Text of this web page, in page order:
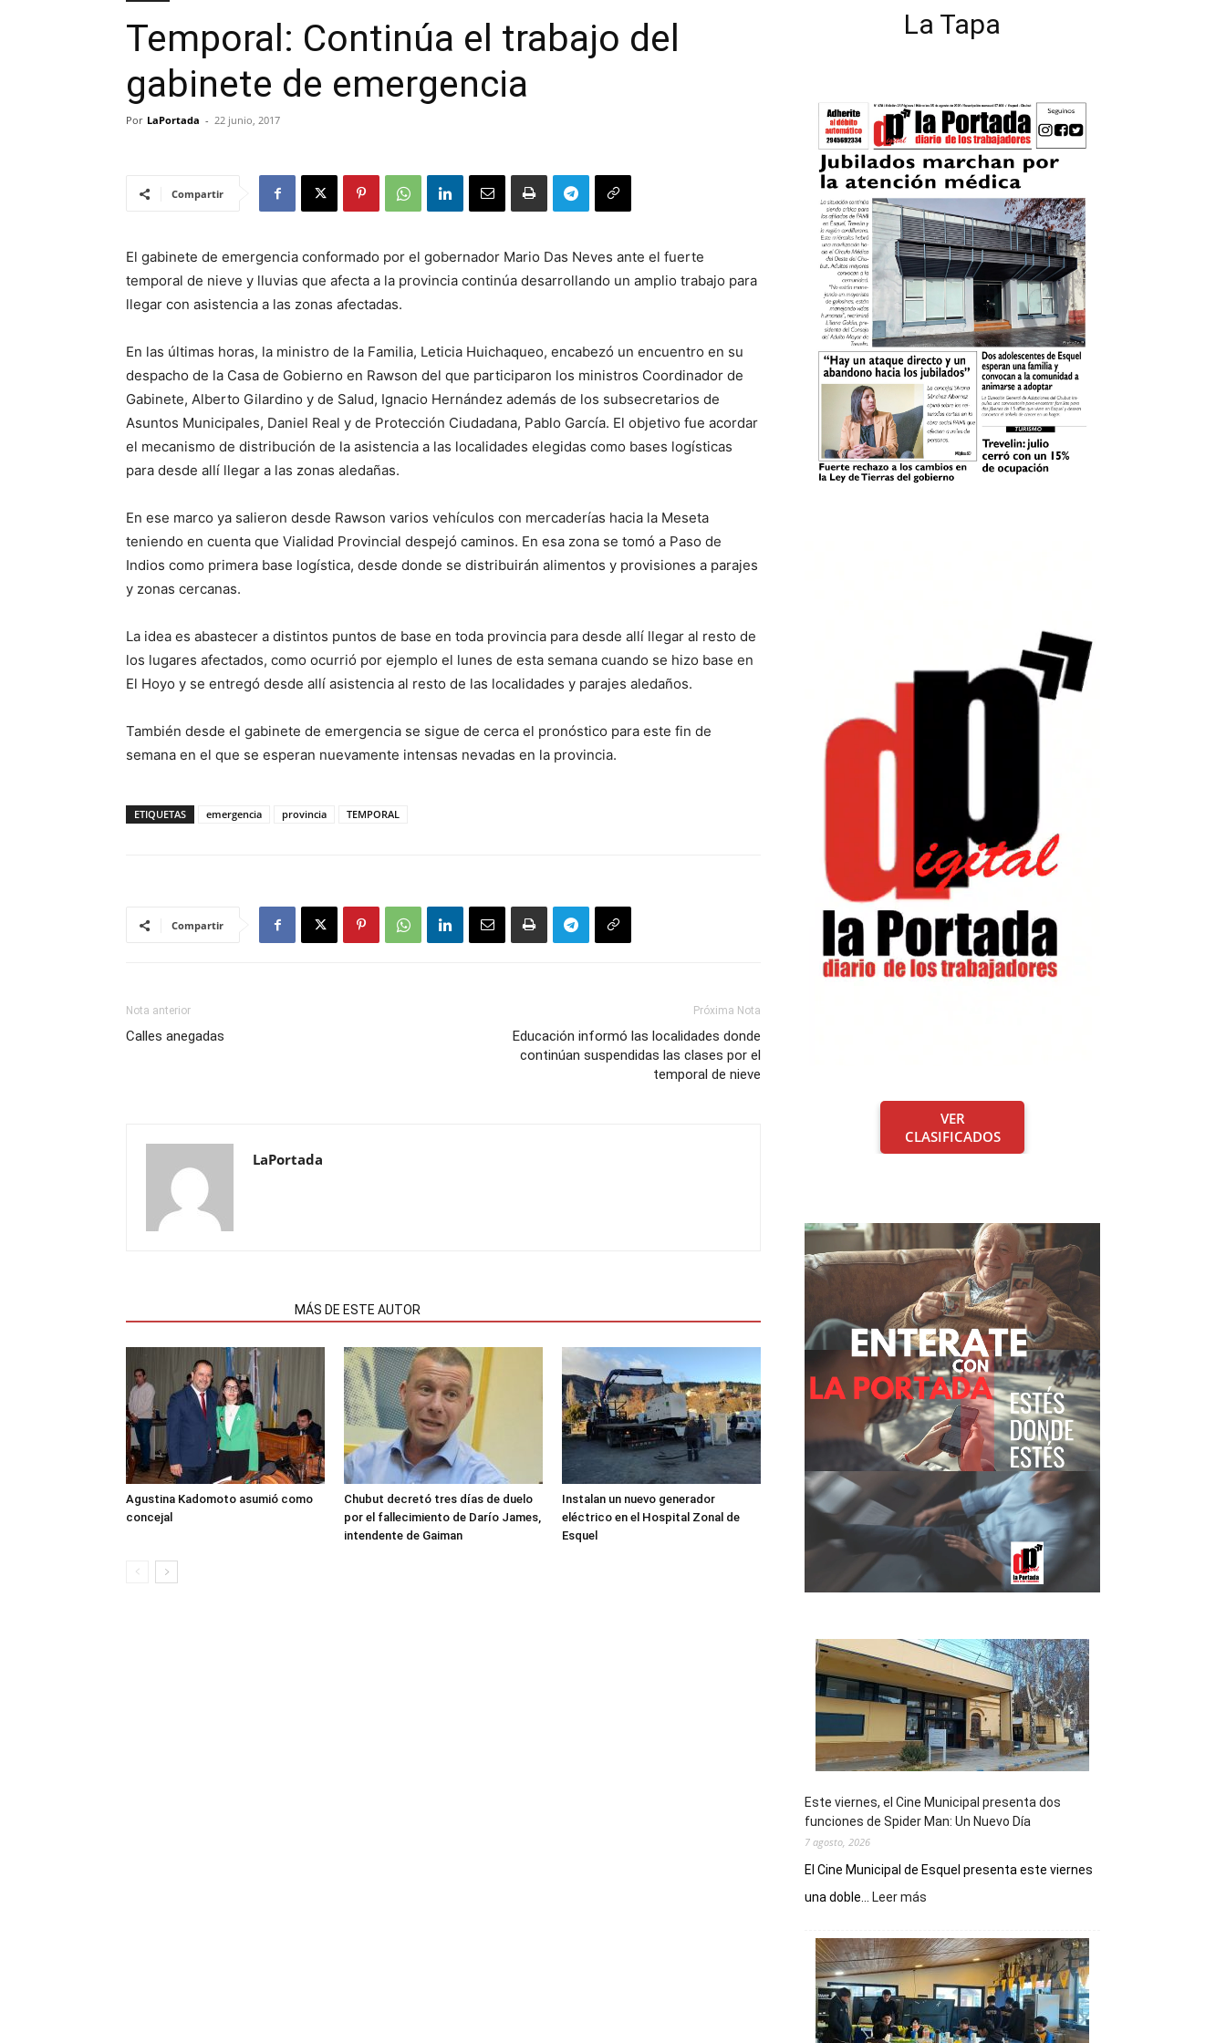
Temporal: Continúa el trabajo del
gabinete de emergencia
Por LaPortada - 22 junio, 2017
Compartir
El gabinete de emergencia conformado por el gobernador Mario Das Neves ante el fuerte
temporal de nieve y lluvias que afecta a la provincia continúa desarrollando un amplio trabajo para
llegar con asistencia a las zonas afectadas.
En las últimas horas, la ministro de la Familia, Leticia Huichaqueo, encabezó un encuentro en su
despacho de la Casa de Gobierno en Rawson del que participaron los ministros Coordinador de
Gabinete, Alberto Gilardino y de Salud, Ignacio Hernández además de los subsecretarios de
Asuntos Municipales, Daniel Real y de Protección Ciudadana, Pablo García. El objetivo fue acordar
el mecanismo de distribución de la asistencia a las localidades elegidas como bases logísticas
para desde allí llegar a las zonas aledañas.
En ese marco ya salieron desde Rawson varios vehículos con mercaderías hacia la Meseta
teniendo en cuenta que Vialidad Provincial despejó caminos. En esa zona se tomó a Paso de
Indios como primera base logística, desde donde se distribuirán alimentos y provisiones a parajes
y zonas cercanas.
La idea es abastecer a distintos puntos de base en toda provincia para desde allí llegar al resto de
los lugares afectados, como ocurrió por ejemplo el lunes de esta semana cuando se hizo base en
El Hoyo y se entregó desde allí asistencia al resto de las localidades y parajes aledaños.
También desde el gabinete de emergencia se sigue de cerca el pronóstico para este fin de
semana en el que se esperan nuevamente intensas nevadas en la provincia.
ETIQUETAS emergencia provincia TEMPORAL
Compartir
Nota anterior
Calles anegadas
Próxima Nota
Educación informó las localidades donde
continúan suspendidas las clases por el
temporal de nieve
LaPortada
MÁS DE ESTE AUTOR
Agustina Kadomoto asumió como
concejal
Chubut decretó tres días de duelo
por el fallecimiento de Darío James,
intendente de Gaiman
Instalan un nuevo generador
eléctrico en el Hospital Zonal de
Esquel
La Tapa
VER
CLASIFICADOS
Este viernes, el Cine Municipal presenta dos
funciones de Spider Man: Un Nuevo Día
7 agosto, 2026
El Cine Municipal de Esquel presenta este viernes
una doble...
Leer más
el
Cine
Municipal
presenta
dos